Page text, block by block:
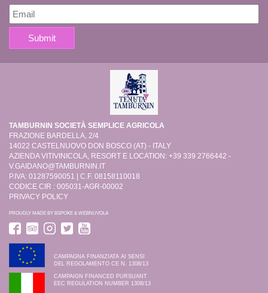
TAMBURNIN SOCIETÀ SEMPLICE AGRICOLA
FRAZIONE BARDELLA, 2/4
14022 CASTELNUOVO DON BOSCO (AT) - ITALY
AZIENDA VITIVINICOLA, RESORT E LOCATION: +39 339 2766442 -
V.GAIDANO@TAMBURNIN.IT
P.IVA: 01287590051 | C.F. 08158110018
CODICE CIR : 005031-AGR-00002
PRIVACY POLICY
PROUDLY MADE BY BSPOKE & WEBNUVOLA
CAMPAGNA FINANZIATA AI SENSI
DEL REGOLAMENTO CE N. 1308/13
CAMPAIGN FINANCED PURSUANT
EEC REGULATION NUMBER 1308/13